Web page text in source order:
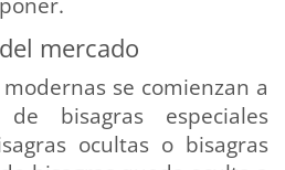
mercado
se comienzan a
bisagras especiales
ocultas o bisagras